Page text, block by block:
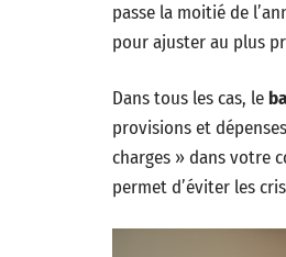
passe la moitié de
pour ajuster au plus
Dans tous les cas, le
provisions et
charges » dans votre
permet d’éviter les